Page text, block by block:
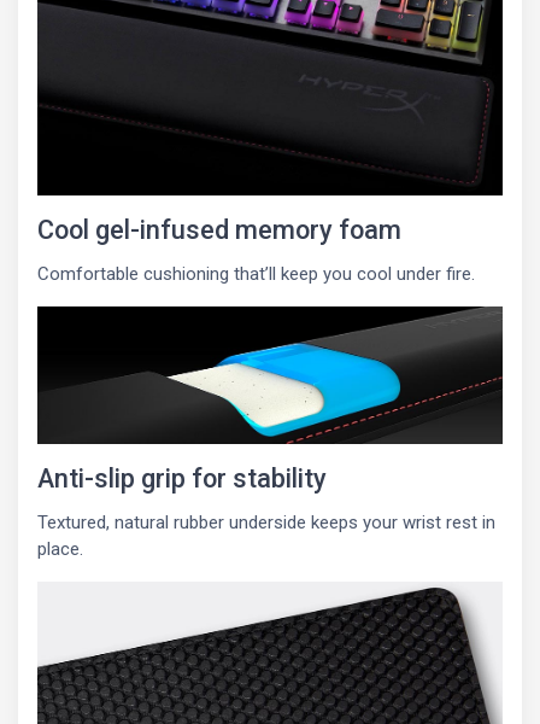
Cool gel-infused memory foam
Comfortable cushioning that’ll keep you cool under fire.
Anti-slip grip for stability
Textured, natural rubber underside keeps your wrist rest in
place.